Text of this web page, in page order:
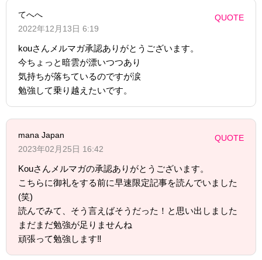
てへへ
2022年12月13日 6:19
QUOTE
kouさんメルマガ承認ありがとうございます。
今ちょっと暗雲が漂いつつあり
気持ちが落ちているのですが涙
勉強して乗り越えたいです。
mana Japan
2023年02月25日 16:42
QUOTE
Kouさんメルマガの承認ありがとうございます。
こちらに御礼をする前に早速限定記事を読んでいました
(笑)
読んでみて、そう言えばそうだった！と思い出しました
まだまだ勉強が足りませんね
頑張って勉強します‼️